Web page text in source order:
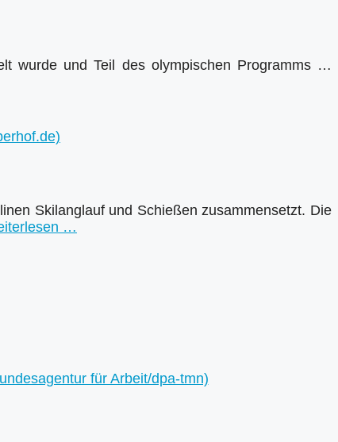
wurde und Teil des olympischen Programms …
Skilanglauf und Schießen zusammensetzt. Die
…